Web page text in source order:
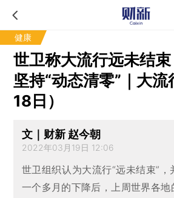
健康
世卫称大流行远未结
坚持“动态清零”｜大流
18日）
文｜财新 赵今朝
2022年03月19日 12:06
世卫组织认为大流行“远未结束”
一个多月的下降后，上周世界各